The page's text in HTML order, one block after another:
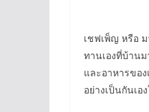
เชฟเพ็ญ หรือ
ทานเองที่บ้าน
และอาหารขอ
อย่างเป็นกันเ